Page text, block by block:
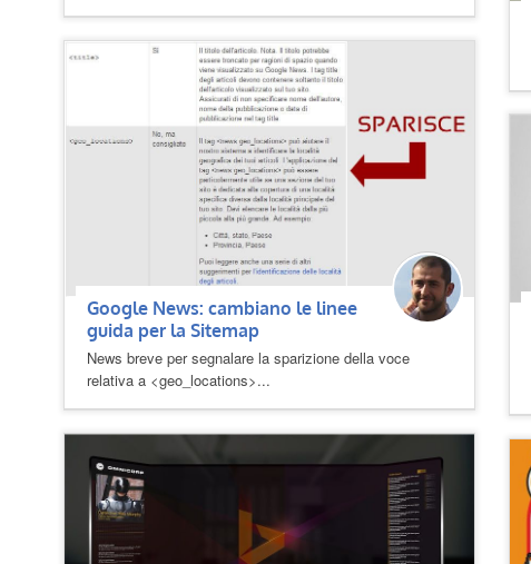
Google News: cambiano le linee
guida per la Sitemap
News breve per segnalare la sparizione della voce
relativa a <geo_locations>...